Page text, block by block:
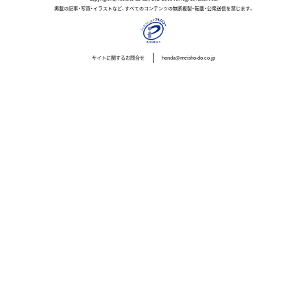
掲載の記事・写真・イラストなど、すべてのコンテンツの無断複製・転載・公衆送信を禁じます。
サイトに関するお問合せ honda@meisho-do.co.jp